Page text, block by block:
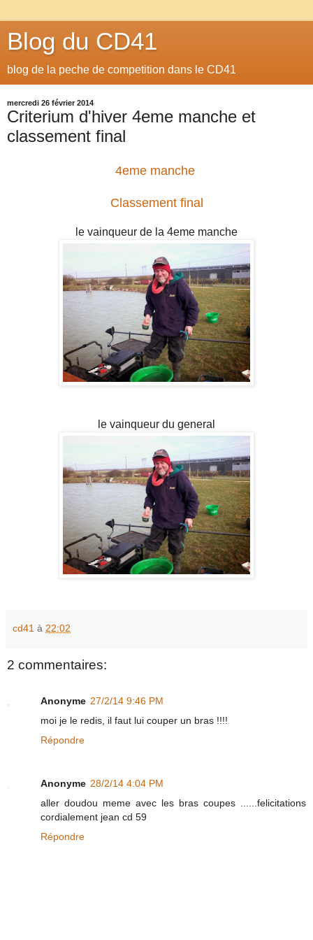
Blog du CD41
blog de la peche de competition dans le CD41
mercredi 26 février 2014
Criterium d'hiver 4eme manche et
classement final
4eme manche
Classement final
le vainqueur de la 4eme manche
le vainqueur du general
cd41 à 22:02
2 commentaires:
Anonyme 27/2/14 9:46 PM
moi je le redis, il faut lui couper un bras !!!!
Répondre
Anonyme 28/2/14 4:04 PM
aller doudou meme avec les bras coupes ......felicitations
cordialement jean cd 59
Répondre